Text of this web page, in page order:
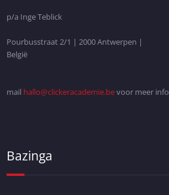
p/a Inge Teblick
Pourbusstraat 2/1 | 2000 Antwerpen |
België
mail hallo@clickeracademie.bevoor meer info
Bazinga